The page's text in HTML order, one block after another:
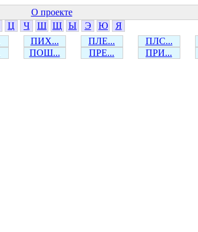
О проекте
Ц Ч Ш Щ Ы Э Ю
Я
ПИХ... ПЛЕ... ПЛС...
ПОШ... ПРЕ... ПРИ...